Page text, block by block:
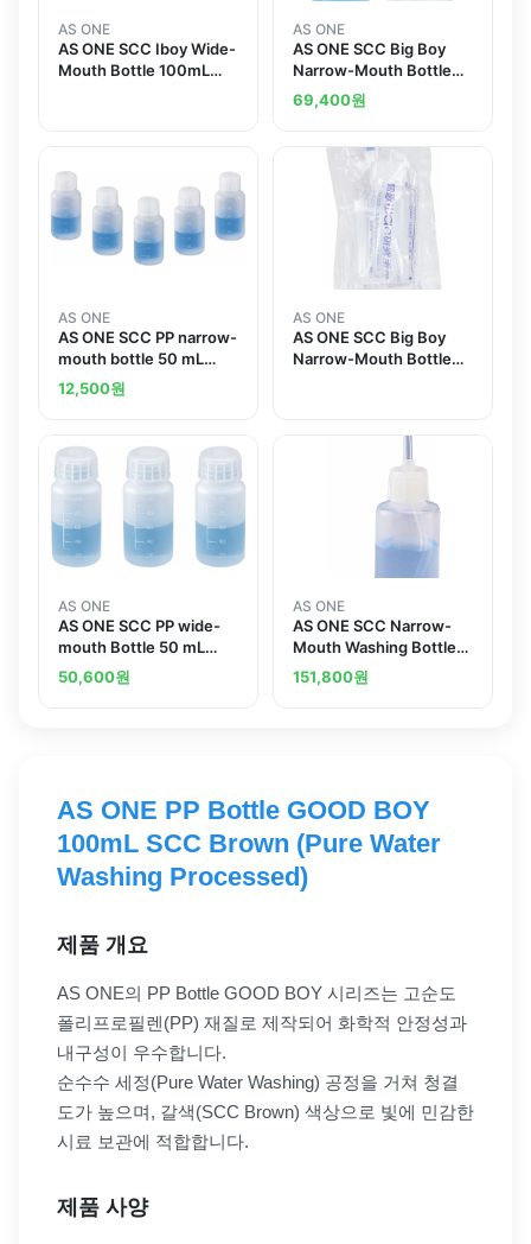
AS ONE
AS ONE SCC Iboy Wide-
Mouth Bottle 100mL
AS ONE
AS ONE SCC Big Boy
Narrow-Mouth Bottle
100mL Pure Water
Washing Processed and
69,400원
AS ONE
AS ONE SCC PP narrow-
mouth bottle 50 mL
10pcs Pack pure water
cleaning Processed and
12,500원
AS ONE
AS ONE SCC Big Boy
Narrow-Mouth Bottle
AS ONE
AS ONE SCC PP wide-
mouth Bottle 50 mL
Contains 2pcs pure
water cleaning
50,600원
AS ONE
AS ONE SCC Narrow-
Mouth Washing Bottle
250mL Pure Water
Washing Processed and
151,800원
AS ONE PP Bottle GOOD BOY
100mL SCC Brown (Pure Water
Washing Processed)
제품 개요
AS ONE의 PP Bottle GOOD BOY 시리즈는 고순도
폴리프로필렌(PP) 재질로 제작되어 화학적 안정성과
내구성이 우수합니다.
순수수 세정(Pure Water Washing) 공정을 거쳐 청결
도가 높으며, 갈색(SCC Brown) 색상으로 빛에 민감한
시료 보관에 적합합니다.
제품 사양